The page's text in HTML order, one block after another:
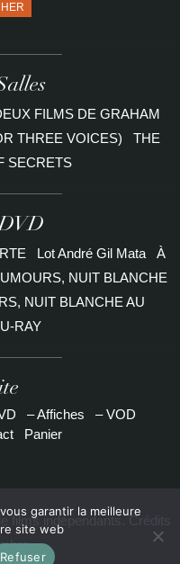
FILMS DE GRAHAM
THREE VOICES)
THE
SECRETS
Lot André Gil Mata
À
NUIT BLANCHE
NUIT BLANCHE AU
RAY
– Affiches
– VOD
Panier
films indépendants. Crédits
garantir la meilleure
site web
Refuser